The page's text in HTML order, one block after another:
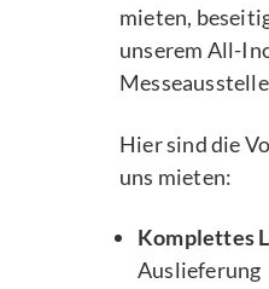
mieten,
unserem All-
Hier sind die
uns mieten:
Komplettes
Auslieferung